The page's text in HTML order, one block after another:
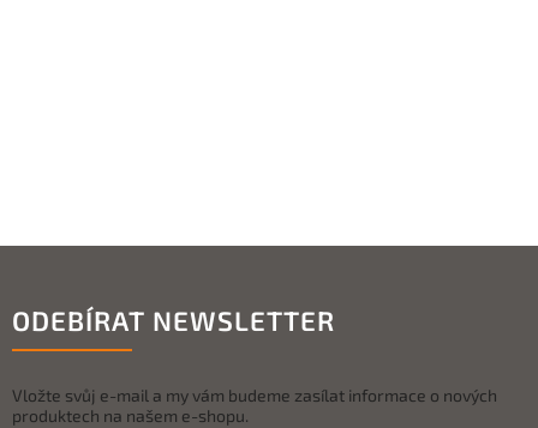
ODEBÍRAT NEWSLETTER
Vložte svůj e-mail a my vám budeme zasílat informace o nových
produktech na našem e-shopu.